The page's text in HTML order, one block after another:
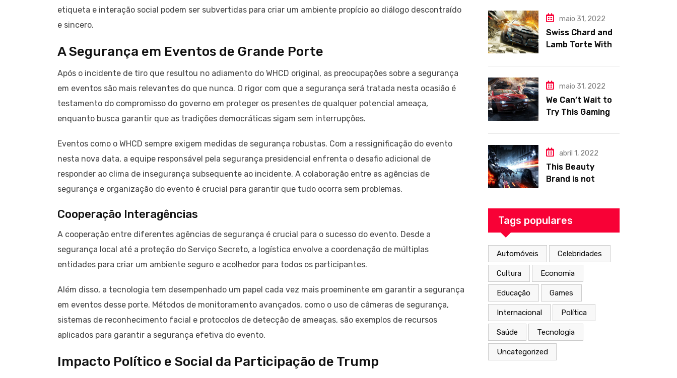
etiqueta e interação social podem ser subvertidas para criar um ambiente propício ao diálogo descontraído
e sincero.
A Segurança em Eventos de Grande Porte
Após o incidente de tiro que resultou no adiamento do WHCD original, as preocupações sobre a segurança
em eventos são mais relevantes do que nunca. O rigor com que a segurança será tratada nesta ocasião é
testamento do compromisso do governo em proteger os presentes de qualquer potencial ameaça,
enquanto busca garantir que as tradições democráticas sigam sem interrupções.
Eventos como o WHCD sempre exigem medidas de segurança robustas. Com a ressignificação do evento
nesta nova data, a equipe responsável pela segurança presidencial enfrenta o desafio adicional de
responder ao clima de insegurança subsequente ao incidente. A colaboração entre as agências de
segurança e organização do evento é crucial para garantir que tudo ocorra sem problemas.
Cooperação Interagências
A cooperação entre diferentes agências de segurança é crucial para o sucesso do evento. Desde a
segurança local até a proteção do Serviço Secreto, a logística envolve a coordenação de múltiplas
entidades para criar um ambiente seguro e acolhedor para todos os participantes.
Além disso, a tecnologia tem desempenhado um papel cada vez mais proeminente em garantir a segurança
em eventos desse porte. Métodos de monitoramento avançados, como o uso de câmeras de segurança,
sistemas de reconhecimento facial e protocolos de detecção de ameaças, são exemplos de recursos
aplicados para garantir a segurança efetiva do evento.
Impacto Político e Social da Participação de Trump
maio 31, 2022
Swiss Chard and
Lamb Torte With
Pomegranate
Relish
maio 31, 2022
We Can’t Wait to
Try This Gaming
Trends.
abril 1, 2022
This Beauty
Brand is not
Out
Tags populares
Automóveis Celebridades
Cultura Economia
Educação Games
Internacional Política
Saúde Tecnologia
Uncategorized